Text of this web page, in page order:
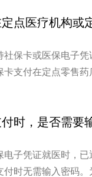
点医疗机构或
卡或医保电子凭
卡支付在定点零售
时，是否需要
凭证就医时，已
付时无需输入密码